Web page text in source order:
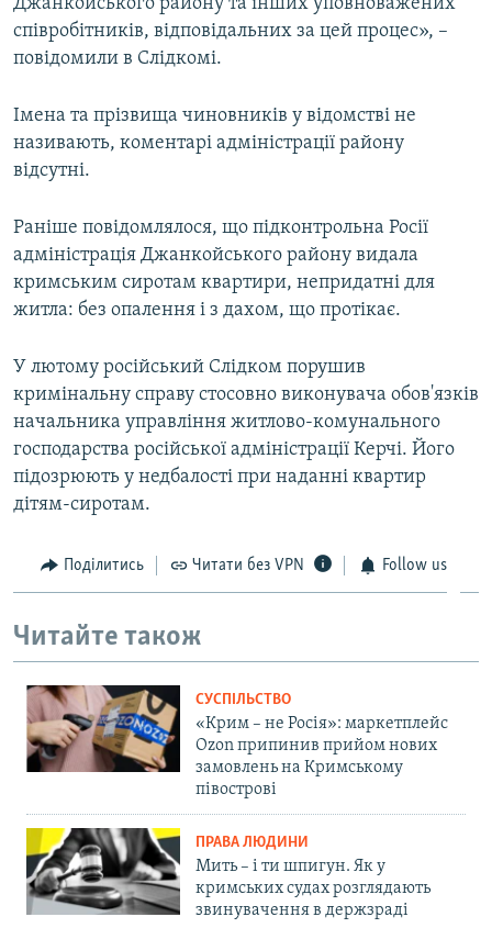
співробітників, відповідальних за цей процес», –
повідомили в Слідкомі.
Імена та прізвища чиновників у відомстві не
називають, коментарі адміністрації району
відсутні.
Раніше повідомлялося, що підконтрольна Росії
адміністрація Джанкойського району видала
кримським сиротам квартири, непридатні для
житла: без опалення і з дахом, що протікає.
У лютому російський Слідком порушив
кримінальну справу стосовно виконувача обов'язків
начальника управління житлово-комунального
господарства російської адміністрації Керчі. Його
підозрюють у недбалості при наданні квартир
дітям-сиротам.
Поділитись Читати без VPN Follow us
Читайте також
СУСПІЛЬСТВО
«Крим – не Росія»: маркетплейс
Ozon припинив прийом нових
замовлень на Кримському
півострові
ПРАВА ЛЮДИНИ
Мить – і ти шпигун. Як у
кримських судах розглядають
звинувачення в держзраді